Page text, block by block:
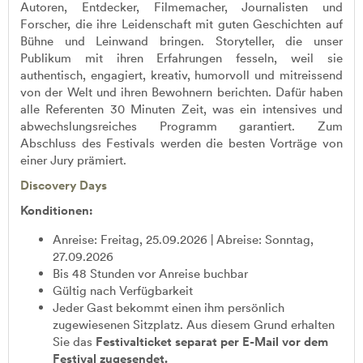
Autoren, Entdecker, Filmemacher, Journalisten und
Forscher, die ihre Leidenschaft mit guten Geschichten auf
Bühne und Leinwand bringen. Storyteller, die unser
Publikum mit ihren Erfahrungen fesseln, weil sie
authentisch, engagiert, kreativ, humorvoll und mitreissend
von der Welt und ihren Bewohnern berichten. Dafür haben
alle Referenten 30 Minuten Zeit, was ein intensives und
abwechslungsreiches Programm garantiert. Zum
Abschluss des Festivals werden die besten Vorträge von
einer Jury prämiert.
Discovery Days
Konditionen:
Anreise: Freitag, 25.09.2026 | Abreise: Sonntag,
27.09.2026
Bis 48 Stunden vor Anreise buchbar
Gültig nach Verfügbarkeit
Jeder Gast bekommt einen ihm persönlich
zugewiesenen Sitzplatz. Aus diesem Grund erhalten
Sie das Festivalticket separat per E-Mail vor dem
Festival zugesendet.